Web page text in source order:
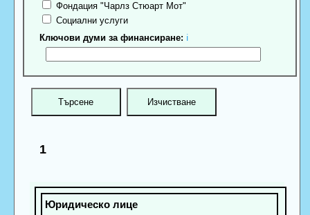
Фондация "Чарлз Стюарт Мот"
Социални услуги
Ключови думи за финансиране: ℹ
1